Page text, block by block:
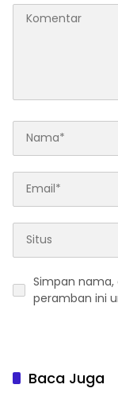
Simpan nama,
peramban ini
Baca Juga